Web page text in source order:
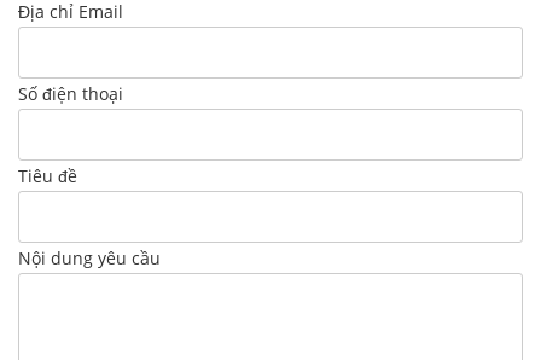
Địa chỉ Email
Số điện thoại
Tiêu đề
Nội dung yêu cầu